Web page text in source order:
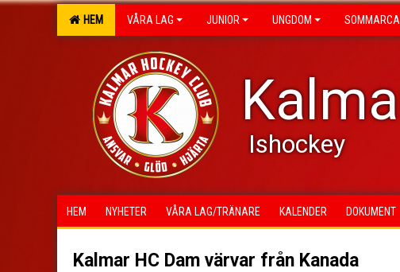
HEM VÅRA LAG JUNIOR UNGDOM
Ishockey
HEM NYHETER VÅRA LAG/TRÄNARE KALENDER DOKUMENT
Kalmar HC Dam värvar från Kanada